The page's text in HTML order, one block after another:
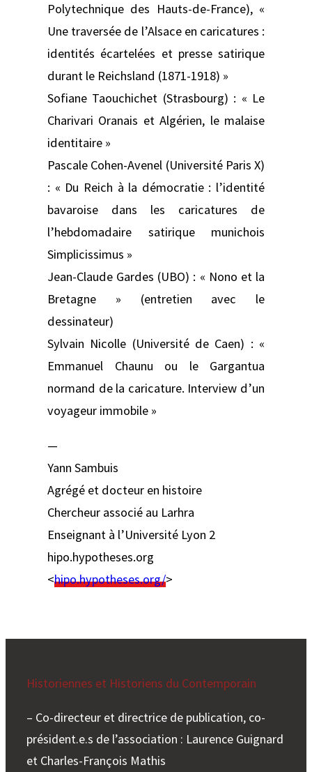
Polytechnique des Hauts-de-France), «
Une traversée de l’Alsace en caricatures :
identités écartelées et presse satirique
durant le Reichsland (1871-1918) »
Sofiane Taouchichet (Strasbourg) : « Le
Charivari Oranais et Algérien, le malaise
identitaire »
Pascale Cohen-Avenel (Université Paris X)
: « Du Reich à la démocratie : l’identité
bavaroise dans les caricatures de
l’hebdomadaire satirique munichois
Simplicissimus »
Jean-Claude Gardes (UBO) : « Nono et la
Bretagne » (entretien avec le
dessinateur)
Sylvain Nicolle (Université de Caen) : «
Emmanuel Chaunu ou le Gargantua
normand de la caricature. Interview d’un
voyageur immobile »
—
Yann Sambuis
Agrégé et docteur en histoire
Chercheur associé au Larhra
Enseignant à l’Université Lyon 2
hipo.hypotheses.org
<hipo.hypotheses.org/>
Historiennes et Historiens du Contemporain
– Co-directeur et directrice de publication, co-
président.e.s de l’association : Laurence Guignard
et Charles-François Mathis